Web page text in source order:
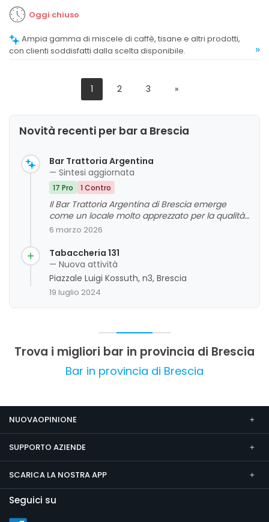
Oggi chiuso
con clienti soddisfatti dalla scelta disponibile.
»
1 2 3 »
Novità recenti per bar a Brescia
Bar Trattoria Argentina
— Sintesi aggiornata
17 Pro 1 Contro
Il Bar Trattoria Argentina di Brescia emerge
come un locale molto apprezzato per la qualità
del cibo, l'atmosfera familiare e la cortesia del
qualità-prezzo favorevole, con porzioni
abbondanti e un servizio rapido e disponibile.
L'ambiente, seppur con caratteristiche retrò, si
presenta pulito e accogliente, ideale per pranzi
di lavoro e pause rilassanti. Non sono stati
6 marzo 2026
Tabaccheria 131
— Nuova attività
Piazzale Luigi Kossuth, n3, Brescia
19 luglio 2024
Trova i migliori bar in provincia di Brescia
Bar in provincia di Brescia
NUOVAOPINIONE
SUPPORTO AZIENDE
SCARICA LA NOSTRA APP
Seguici su